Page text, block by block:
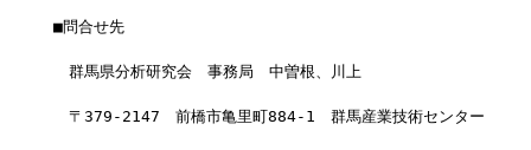
■問合せ先
群馬県分析研究会　事務局　中曽根、川上
〒379-2147　前橋市亀里町884-1　群馬産業技術センター